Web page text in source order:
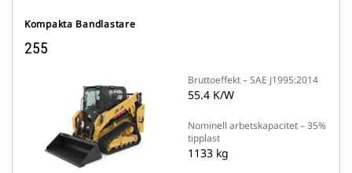
Kompakta Bandlastare
255
Bruttoeffekt – SAE J1995:2014
55.4 K/W
Nominell arbetskapacitet – 35%
tipplast
1133 kg